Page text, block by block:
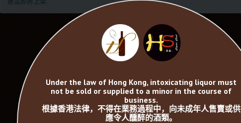
Under the law of Hong Kong, intoxicating liquor must
not be sold or supplied to a minor in the course of
business.
根據香港法律，不得在業務過程中，向未成年人售賣或供
應令人醺醉的酒類。